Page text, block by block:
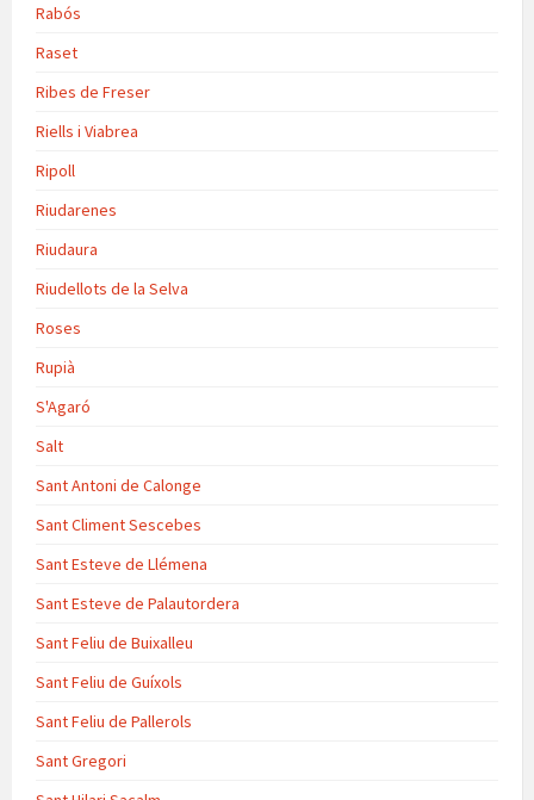
Rabós
Raset
Ribes de Freser
Riells i Viabrea
Ripoll
Riudarenes
Riudaura
Riudellots de la Selva
Roses
Rupià
S'Agaró
Salt
Sant Antoni de Calonge
Sant Climent Sescebes
Sant Esteve de Llémena
Sant Esteve de Palautordera
Sant Feliu de Buixalleu
Sant Feliu de Guíxols
Sant Feliu de Pallerols
Sant Gregori